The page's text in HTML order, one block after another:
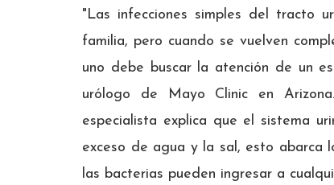
"Las infecciones simples del tracto
familia, pero cuando se vuelven
uno debe buscar la atención de un
urólogo de Mayo Clinic en
especialista explica que el sistema
exceso de agua y la sal, esto abarca
las bacterias pueden ingresar a